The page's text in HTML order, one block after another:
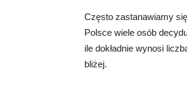
Często zastanawiamy
Polsce wiele osób
ile dokładnie wynosi
bliżej.